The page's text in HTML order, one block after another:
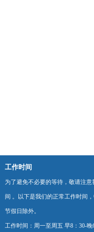
工作时间
为了避免不必要的等待，敬请注意
间 。以下是我们的正常工作时间
节假日除外。
工作时间：周一至周五 早8：30-晚